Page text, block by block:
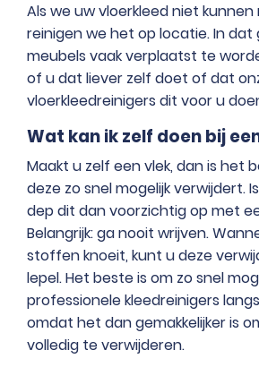
Als we uw vloerkleed niet
reinigen we het op locatie. In dat
meubels vaak verplaatst te
of u dat liever zelf doet of dat
vloerkleedreinigers dit voor u
Wat kan ik zelf doen bij
Maakt u zelf een vlek, dan is het
deze zo snel mogelijk verwijdert.
dep dit dan voorzichtig op met
Belangrijk: ga nooit wrijven.
stoffen knoeit, kunt u deze
lepel. Het beste is om zo snel
professionele kleedreinigers
omdat het dan gemakkelijker is
volledig te verwijderen.